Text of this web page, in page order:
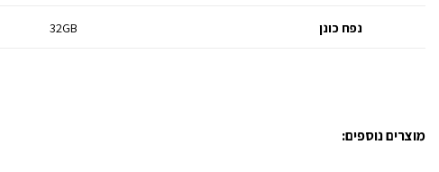
נפח כונן 32GB
מוצרים נוספים: